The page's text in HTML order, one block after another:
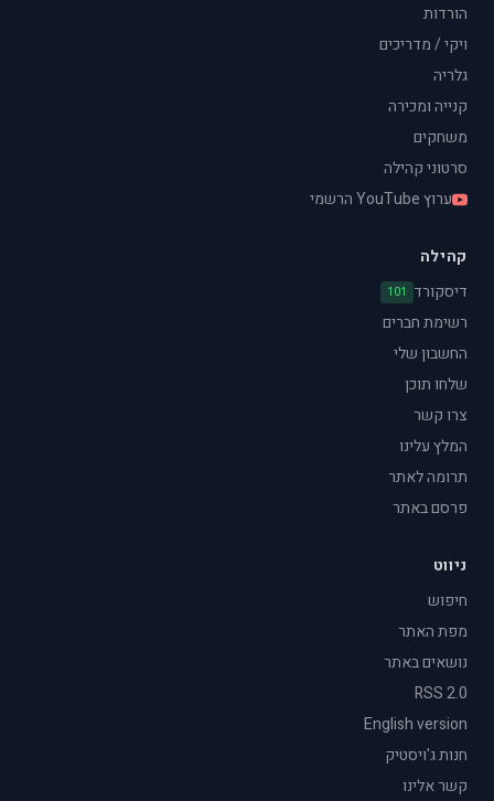
הורדות
ויקי / מדריכים
גלריה
קנייה ומכירה
משחקים
סרטוני קהילה
ערוץ YouTube הרשמי
קהילה
דיסקורד
101
רשימת חברים
החשבון שלי
שלחו תוכן
צרו קשר
המלץ עלינו
תרומה לאתר
פרסם באתר
ניווט
חיפוש
מפת האתר
נושאים באתר
RSS 2.0
English version
חנות ג'ויסטיק
קשר אלינו